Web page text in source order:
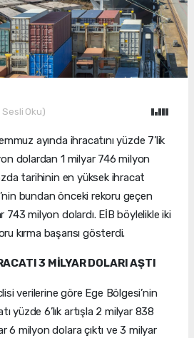
Oku)
ayında ihracatını yüzde 7’lik
dolardan 1 milyar 746 milyon
tarihinin en yüksek ihracat
bundan önceki rekoru geçen
743 milyon dolardı. EİB böylelikle iki
kırma başarısı gösterdi.
3 MİLYAR DOLARI AŞTI
verilerine göre Ege Bölgesi’nin
yüzde 6’lık artışla 2 milyar 838
6 milyon dolara çıktı ve 3 milyar